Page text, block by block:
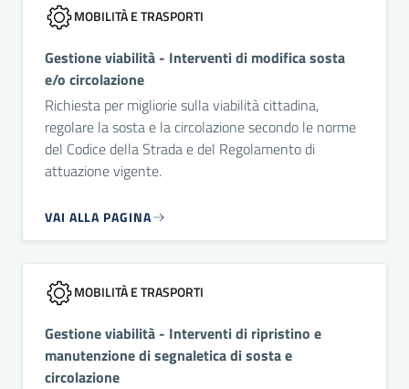
MOBILITÀ E TRASPORTI
Gestione viabilità - Interventi di modifica sosta
e/o circolazione
Richiesta per migliorie sulla viabilità cittadina,
regolare la sosta e la circolazione secondo le norme
del Codice della Strada e del Regolamento di
attuazione vigente.
VAI ALLA PAGINA
MOBILITÀ E TRASPORTI
Gestione viabilità - Interventi di ripristino e
manutenzione di segnaletica di sosta e
circolazione